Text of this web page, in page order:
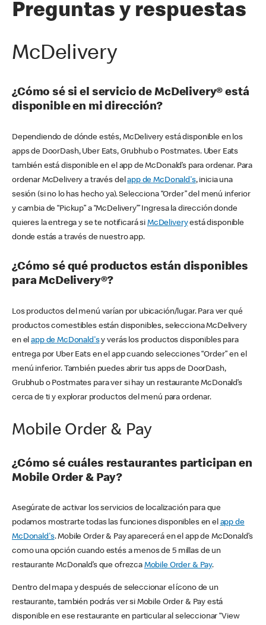
Preguntas y respuestas
McDelivery
¿Cómo sé si el servicio de McDelivery® está
disponible en mi dirección?
Dependiendo de dónde estés, McDelivery está disponible en los
apps de DoorDash, Uber Eats, Grubhub o Postmates. Uber Eats
también está disponible en el app de McDonald’s para ordenar. Para
ordenar McDelivery a través delapp de McDonald's, inicia una
sesión (si no lo has hecho ya). Selecciona “Order” del menú inferior
y cambia de “Pickup” a “McDelivery’” Ingresa la dirección donde
quieres la entrega y se te notificará si McDeliveryestá disponible
donde estás a través de nuestro app.
¿Cómo sé qué productos están disponibles
para McDelivery®?
Los productos del menú varían por ubicación/lugar. Para ver qué
productos comestibles están disponibles, selecciona McDelivery
en elapp de McDonald'sy verás los productos disponibles para
entrega por Uber Eats en el app cuando selecciones “Order” en el
menú inferior. También puedes abrir tus apps de DoorDash,
Grubhub o Postmates para ver si hay un restaurante McDonald’s
cerca de ti y explorar productos del menú para ordenar.
Mobile Order & Pay
¿Cómo sé cuáles restaurantes participan en
Mobile Order & Pay?
Asegúrate de activar los servicios de localización para que
podamos mostrarte todas las funciones disponibles en el app de
McDonald's. Mobile Order & Pay aparecerá en el app de McDonald’s
como una opción cuando estés a menos de 5 millas de un
restaurante McDonald’s que ofrezca Mobile Order & Pay.
Dentro del mapa y después de seleccionar el ícono de un
restaurante, también podrás ver si Mobile Order & Pay está
disponible en ese restaurante en particular al seleccionar “View